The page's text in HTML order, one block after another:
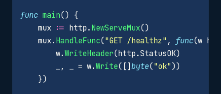
func main() {
mux := http.NewServeMux()
mux.HandleFunc("GET /healthz", func(w
w.WriteHeader(http.StatusOK)
, = w.Write([]byte("ok"))
})